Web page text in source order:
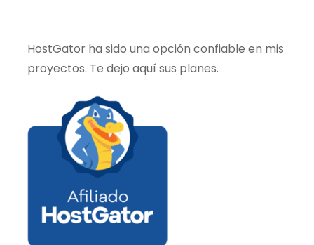
HostGator ha sido una opción confiable en mis
proyectos. Te dejo aquí sus planes.